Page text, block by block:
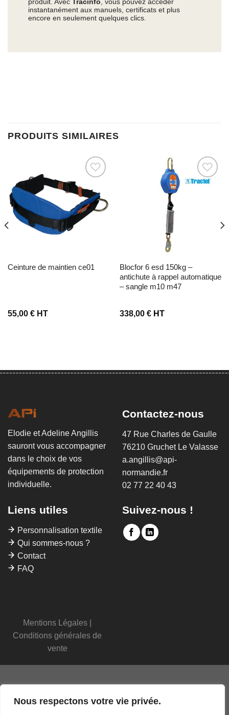
Nous respectons votre vie privée.
instantanément aux manuels, certificats et plus
encore en seulement quelques clics.
PRODUITS SIMILAIRES
Ajouter à la liste d’envies
ceinture de maintien ce01
55,00 €HT
Ajouter à la liste d’envies
blocfor 6 esd 150kg –
antichute à rappel automatique
– sangle m10 m47
338,00 €HT
Elodie et Adeline Angillis
sauront vous accompagner
dans le choix de vos
équipements de protection
individuelle.
Contactez-nous
47 Rue Charles de Gaulle
76210 Gruchet Le Valasse
a.angillis@api-
normandie.fr
02 77 22 40 43
Liens utiles
Personnalisation textile
Qui sommes-nous ?
Contact
FAQ
Suivez-nous !
Mentions Légales
Conditions générales de
vente